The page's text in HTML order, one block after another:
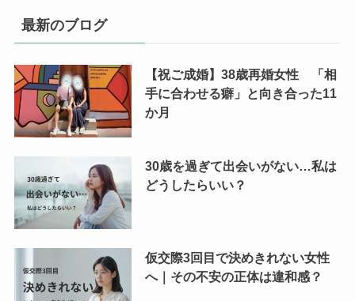
最新のブログ
【祝ご成婚】38歳再婚女性 「相
手に合わせる癖」と向き合った11
か月
30歳を過ぎて出会いがない…私は
どうしたらいい？
仮交際3回目で決めきれない女性
へ｜その不安の正体は違和感？